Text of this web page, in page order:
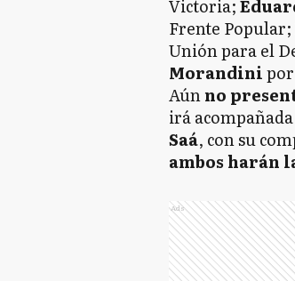
Victoria;
Frente Popular;
Unión para el
Morandini
Aúnno
irá
Saá, con su
ambos harán
Ads